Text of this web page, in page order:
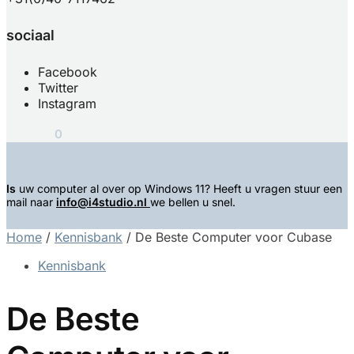
sociaal
Facebook
Twitter
Instagram
0
Is uw computer al over op Windows 11? Heeft u vragen stuur een
mail naar info@i4studio.nl we bellen u snel.
Home / Kennisbank / De Beste Computer voor Cubase
Kennisbank
De Beste